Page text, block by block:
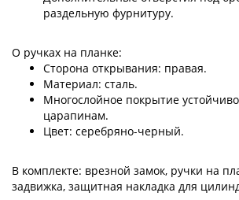
раздельную фурнитуру.
О ручках на планке:
Сторона открывания: правая.
Материал: сталь.
Многослойное покрытие
царапинам.
Цвет: серебряно-черный.
В комплекте: врезной замок, ручки на
задвижка, защитная накладка для